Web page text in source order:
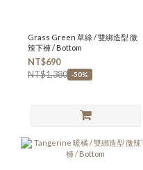
Grass Green 草綠 / 雙綁造型 微
辣下褲 / Bottom
NT$690
NT$1,380 -50%